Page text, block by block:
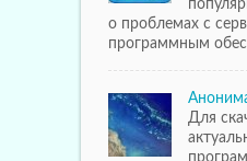
о проблемах с
программным
Для